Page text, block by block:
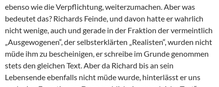
ebenso wie die Verpflichtung, weiterzumachen. Aber was
bedeutet das? Richards Feinde, und davon hatte er wahrlich
nicht wenige, auch und gerade in der Fraktion der vermeintlich
„Ausgewogenen“, der selbsterklärten „Realisten“, wurden nicht
müde ihm zu bescheinigen, er schreibe im Grunde genommen
stets den gleichen Text. Aber da Richard bis an sein
Lebensende ebenfalls nicht müde wurde, hinterlässt er uns